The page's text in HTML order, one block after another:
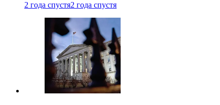
2 года спустя2 года спустя